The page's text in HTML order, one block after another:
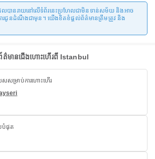
លបានរាយនៅលើទំព័រនេះប្រហែលជាមិនទាន់សម័យ និងអាច
ការជូនដំណឹងជាមុន។ យើងខិតខំផ្តល់ព័ត៌មានត្រឹមត្រូវ និង
មានជើងហោះហើរពី Istanbul
សសម្រាប់ការហោះហើរ
បំផុត